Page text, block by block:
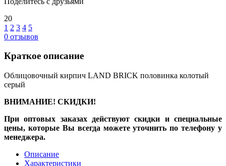
20
1 2 3 4 5
0 отзывов
Краткое описание
Облицовочный кирпич LAND BRICK половинка колотый
серый
ВНИМАНИЕ! СКИДКИ!
При оптовых заказах действуют скидки и специальные
цены, которые Вы всегда можете уточнить по телефону у
менеджера.
Описание
Характеристики